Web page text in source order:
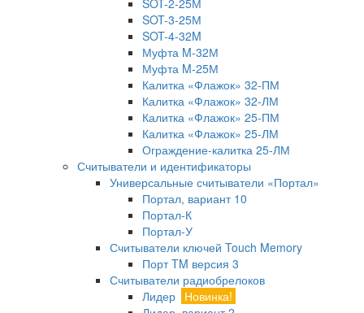
SOT-2-25М
SOT-3-25М
SOT-4-32M
Муфта M-32М
Муфта M-25М
Калитка «Флажок» 32-ПМ
Калитка «Флажок» 32-ЛМ
Калитка «Флажок» 25-ПМ
Калитка «Флажок» 25-ЛМ
Ограждение-калитка 25-ЛМ
Считыватели и идентификаторы
Универсальные считыватели «Портал»
Портал, вариант 10
Портал-К
Портал-У
Считыватели ключей Touch Memory
Порт TM версия 3
Считыватели радиобрелоков
Лидер Новинка!